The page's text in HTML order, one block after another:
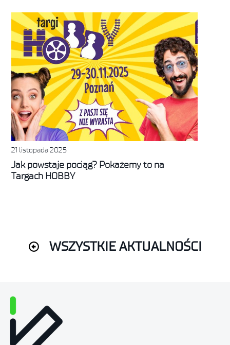
21 listopada 2025
Jak powstaje pociąg? Pokażemy to na
Targach HOBBY
WSZYSTKIE AKTUALNOŚCI